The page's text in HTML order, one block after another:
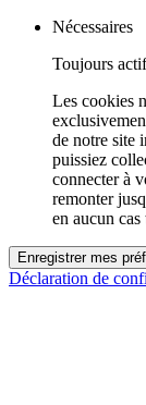
Nécessaires
Toujours actif
Les cookies
de notre site
puissiez
connecter à
remonter
en aucun cas
Enregistrer mes
Déclaration de